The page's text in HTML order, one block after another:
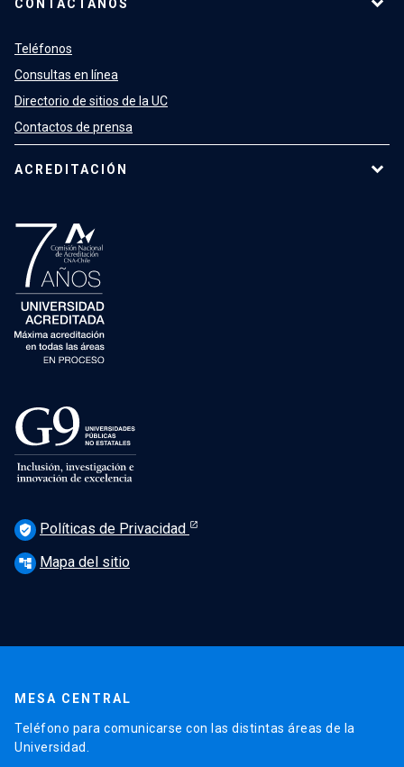
CONTÁCTANOS
Teléfonos
Consultas en línea
Directorio de sitios de la UC
Contactos de prensa
ACREDITACIÓN
verified_user Políticas de Privacidad
account_tree Mapa del sitio
MESA CENTRAL
Teléfono para comunicarse con las distintas áreas de la
Universidad.